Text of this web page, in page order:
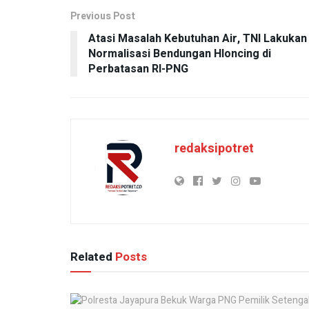
Previous Post
Atasi Masalah Kebutuhan Air, TNI Lakukan
Normalisasi Bendungan Hloncing di
Perbatasan RI-PNG
redaksipotret
Related Posts